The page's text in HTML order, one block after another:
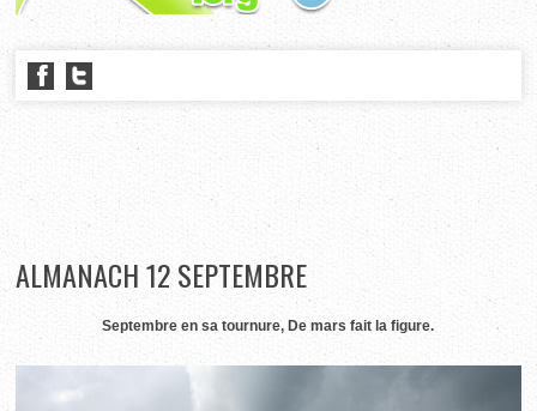
ALMANACH 12 SEPTEMBRE
Septembre en sa tournure, De mars fait la figure.